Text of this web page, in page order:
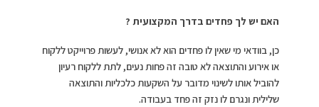
האם יש לך פחדים בדרך המקצועית ?
כן, בוודאי מי שאין לו פחדים הוא לא אנושי, לעשות פרוייקט ללקוח
או אירוע והתוצאה לא טובה זה פחות נעים, לתת ללקוח רעיון
להוביל אותו לשינוי מדובר על השקעות כלכליות והתוצאה
שלילית ונגרם לו נזק זה פחד בעבודה.